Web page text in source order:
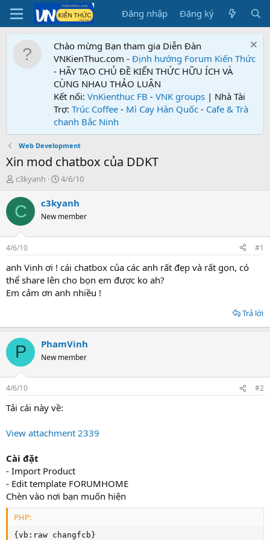
Đăng nhập Đăng ký
Chào mừng Bạn tham gia Diễn Đàn
VNKienThuc.com - Định hướng Forum Kiến Thức
- HÃY TẠO CHỦ ĐỀ KIẾN THỨC HỮU ÍCH VÀ
CÙNG NHAU THẢO LUẬN
Kết nối: VnKienthuc FB - VNK groups | Nhà Tài
Trợ: Trúc Coffee - Mì Cay Hàn Quốc - Cafe & Trà
chanh Bắc Ninh
Web Development
Xin mod chatbox của DDKT
T
r
e
d
s
t
a
r
t
e
c3kyanh
N
à
g
4/6/10
C c3kyanh
New member
4/6/10 #1
anh Vinh ơi ! cái chatbox của các anh rất đẹp và rất gọn, có
thể share lên cho bọn em được ko ah?
Em cảm ơn anh nhiều !
Trả lời
P PhamVinh
New member
4/6/10 #2
Tải cái này về:
View attachment 2339
Cài đặt
- Import Product
- Edit template FORUMHOME
Chèn vào nơi bạn muốn hiện
PHP:
{vb : raw changfcb}